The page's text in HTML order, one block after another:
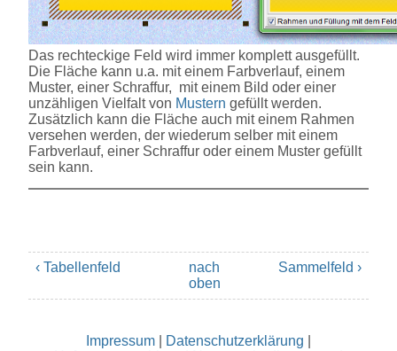
Das rechteckige Feld wird immer komplett ausgefüllt.
Die Fläche kann u.a. mit einem Farbverlauf, einem
Muster, einer Schraffur, mit einem Bild oder einer
unzähligen Vielfalt von Mustern gefüllt werden.
Zusätzlich kann die Fläche auch mit einem Rahmen
versehen werden, der wiederum selber mit einem
Farbverlauf, einer Schraffur oder einem Muster gefüllt
sein kann.
‹ Tabellenfeld
nach
oben
Sammelfeld ›
Impressum Datenschutzerklärung